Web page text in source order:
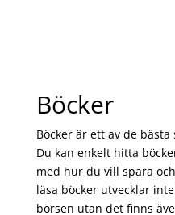
Böcker
Böcker är ett av de
Du kan enkelt hitta
med hur du vill spara
läsa böcker utvecklar
börsen utan det finns